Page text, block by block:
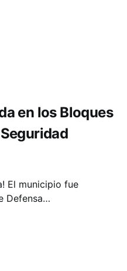
en los Bloques
El municipio fue
Defensa…